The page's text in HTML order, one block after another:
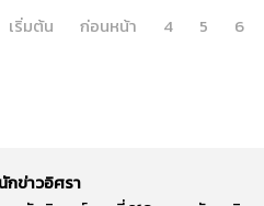
เริ่มต้น
ก่อนหน้า 4 5 6
กข่าวอิศรา